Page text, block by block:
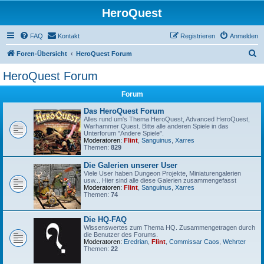
HeroQuest
FAQ Kontakt Anmelden
Registrieren
Foren-Übersicht HeroQuest Forum
HeroQuest Forum
Forum
Das HeroQuest Forum
Alles rund um's Thema HeroQuest, Advanced HeroQuest,
Warhammer Quest. Bitte alle anderen Spiele in das
Unterforum "Andere Spiele".
Moderatoren: Flint Sanguinus Xarres
Themen: 829
Die Galerien unserer User
Viele User haben Dungeon Projekte, Miniaturengalerien
usw... Hier sind alle diese Galerien zusammengefasst
Moderatoren: Flint Sanguinus Xarres
Themen: 74
Die HQ-FAQ
Wissenswertes zum Thema HQ. Zusammengetragen durch
die Benutzer des Forums.
Moderatoren: Eredrian Flint Commissar Caos Wehrter
Themen: 22